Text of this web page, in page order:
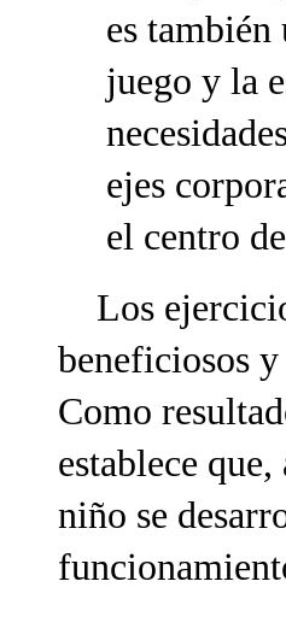
es
juego y la
ejes
el centro
Los
beneficiosos y
Como
establece
niño se